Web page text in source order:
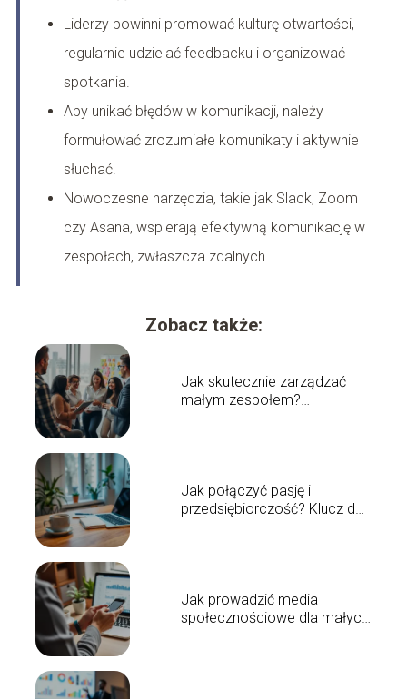
Liderzy powinni promować kulturę otwartości,
regularnie udzielać feedbacku i organizować
spotkania.
Aby unikać błędów w komunikacji, należy
formułować zrozumiałe komunikaty i aktywnie
słuchać.
Nowoczesne narzędzia, takie jak Slack, Zoom
czy Asana, wspierają efektywną komunikację w
zespołach, zwłaszcza zdalnych.
Zobacz także:
Jak skutecznie zarządzać
małym zespołem?
Jak połączyć pasję i
przedsiębiorczość? Klucz do
Jak prowadzić media
społecznościowe dla małych